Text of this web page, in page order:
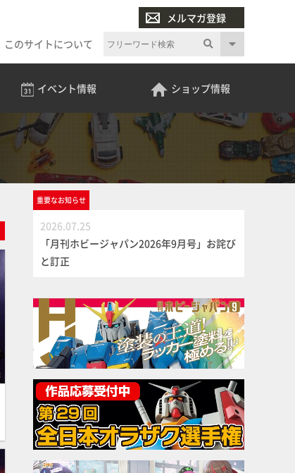
メルマガ登録
このサイトについて
イベント情報 ショップ情報
重要なお知らせ
2026.07.25
「月刊ホビージャパン2026年9月号」お詫び
と訂正